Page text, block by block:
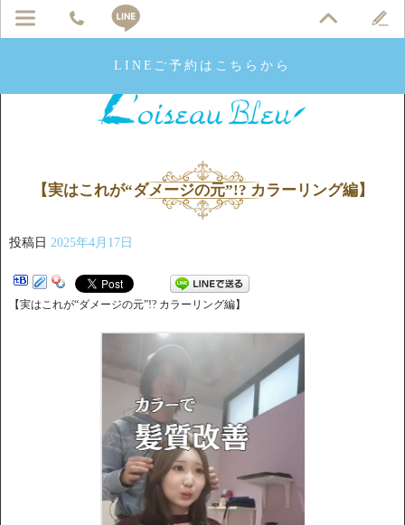
LINEご予約はこちらから
【実はこれが“ダメージの元”!? カラーリング編】
投稿日 2025年4月17日
【実はこれが“ダメージの元”!? カラーリング編】